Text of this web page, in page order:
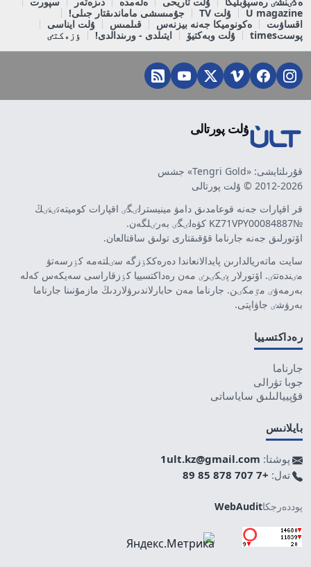
U magazine
ۇلت TV
جۇمىسشى ماماندىقتار جىلى!
اقساۋىت
ەكونوميكا جەنە بيزنەس قىلمىس
ۇلت ايناسى
پوستtimes
ۇلت وبەكتيۆ ايتىلدى - ورىندالدى! ٶزەكتٸ
ۇلت پورتالى
قۇرىلتايشى: «Tengri Gold» جشس
2012-2026 © ۇلت پورتالى
قر اقپارات جەنە قوعامدىق دامۋ مينيسترلٸگٸ اقپارات كوميتەتٸنٸڭ
№KZ71VPY00084887 كۋەلٸگٸ بەرٸلگەن.
اۆتورلىق جەنە جارناما قۇقىقتارى تولىق ساقتالعان.
سايت ماتەريالدارىن پايدالانعاندا دەرەككٶزگە سٸلتەمە كٶرسەتۋ
مٸندەتتٸ. اۆتورلار پٸكٸرٸ مەن رەداكتسييا كٶزقاراسى سەيكەس كەلە
بەرمەۋٸ مٷمكٸن. جارناما مەن حابارلاندىرۋلاردىڭ مازمۇنىنا جارناما
بەرۋشٸ جاۋاپتى.
رەداكتسييا
جارناما
جوبا تۋرالى
قۇپييالىلىق ساياساتى
بايلانىس
پوشتا: 1ult.kz@gmail.com
تەل: +7 707 878 85 89
پوددەرجكاWebAudit